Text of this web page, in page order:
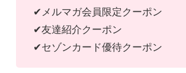
✔メルマガ会員限定クーポン
✔友達紹介クーポン
✔セゾンカード優待クーポン